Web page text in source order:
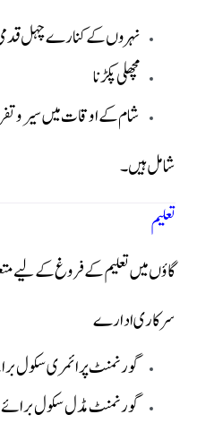
نہروں کے کنارے چہل
مچھلی پکڑنا
شام کے اوقات میں سیر و
شامل ہیں۔
تعلیم
گاؤں میں تعلیم کے فروغ کے لیے
سرکاری ادارے
گورنمنٹ پرائمری سکول برائے
گورنمنٹ مڈل سکول